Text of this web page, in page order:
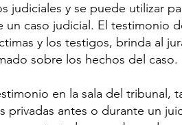
judiciales y se puede utilizar
un caso judicial. El testimonio
y los testigos, brinda al
sobre los hechos del caso.
en la sala del tribunal,
privadas antes o durante un